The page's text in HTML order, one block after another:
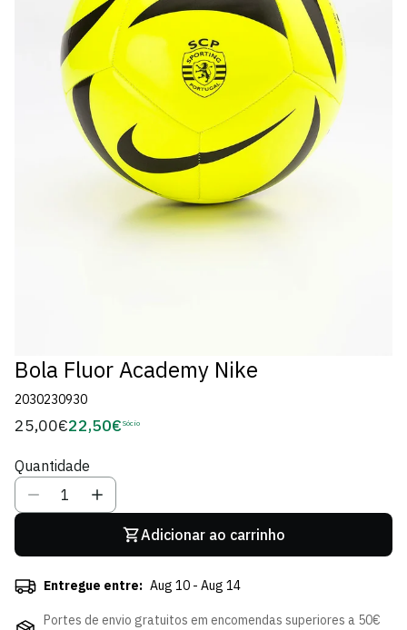
Bola Fluor Academy Nike
2030230930
Preço
25,00€Preço
Sócio
22,50€ Sócio
Quantidade
Adicionar ao carrinho
Entregue entre: Aug 10 - Aug 14
Portes de envio gratuitos em encomendas superiores a 50€